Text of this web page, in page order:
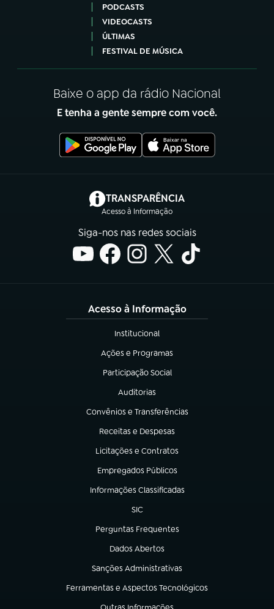
PODCASTS
VIDEOCASTS
ÚLTIMAS
FESTIVAL DE MÚSICA
Baixe o app da rádio Nacional
E tenha a gente sempre com você.
TRANSPARÊNCIA
Acesso à Informação
(abre em nova aba)
Siga-nos nas redes sociais
Acesso à Informação
Institucional
(abre em nova aba)
Ações e Programas
(abre em nova aba)
Participação Social
(abre em nova aba)
Auditorias
(abre em nova aba)
Convênios e Transferências
(abre em nova aba)
Receitas e Despesas
(abre em nova aba)
Licitações e Contratos
(abre em nova aba)
Empregados Públicos
(abre em nova aba)
Informações Classificadas
(abre em nova aba)
SIC
(abre em nova aba)
Perguntas Frequentes
(abre em nova aba)
Dados Abertos
(abre em nova aba)
Sanções Administrativas
(abre em nova aba)
Ferramentas e Aspectos Tecnológicos
(abre em nova aba)